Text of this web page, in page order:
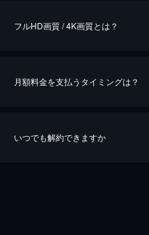
※40％ポイント還元の対象は、クレジッ
iOSアプリのUコイン決済による作品の
フルHD画質 / 4K画質とは？
月額料金を支払うタイミングは？
いつでも解約できますか